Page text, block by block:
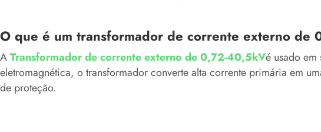
O que é um transformador de corrente externo
ATransformador de corrente externo de 0,72-40,5kVé usado
eletromagnética, o transformador converte alta corrente primária em
de proteção.